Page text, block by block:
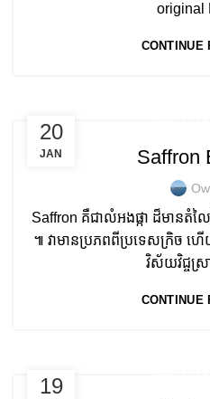
original
CONTINUE
20
JAN Saffron
Saffron គឺជាលំអងផ្កា ដ៏មាន
៕ វាមានប្រភពពីប្រទេសក្រិច ហើ
វិស័យវិជ្ចសា្
CONTINUE
19